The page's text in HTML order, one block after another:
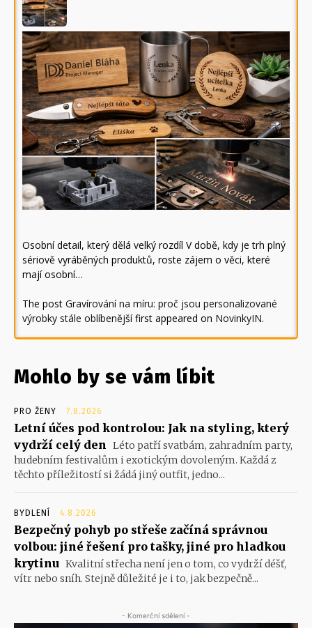
Osobní detail, který dělá velký rozdíl V době, kdy je trh plný
sériově vyráběných produktů, roste zájem o věci, které
mají osobní…
The post Gravírování na míru: proč jsou personalizované
výrobky stále oblíbenějšífirst appeared on NovinkyIN.
Mohlo by se vám líbit
PRO ŽENY 7.8.2026
Letní účes pod kontrolou: Jak na styling, který
vydrží celý den Léto patří svatbám, zahradním party,
hudebním festivalům i exotickým dovoleným. Každá z
těchto příležitostí si žádá jiný outfit, jedno...
BYDLENÍ 4.8.2026
Bezpečný pohyb po střeše začíná správnou
volbou: jiné řešení pro tašky, jiné pro hladkou
krytinu Kvalitní střecha není jen o tom, co vydrží déšť,
vítr nebo sníh. Stejně důležité je i to, jak bezpečně...
- Komerční sdělení -